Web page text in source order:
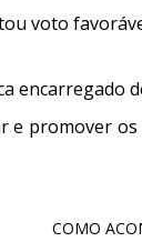
voto
encarregado
e promover
COMO